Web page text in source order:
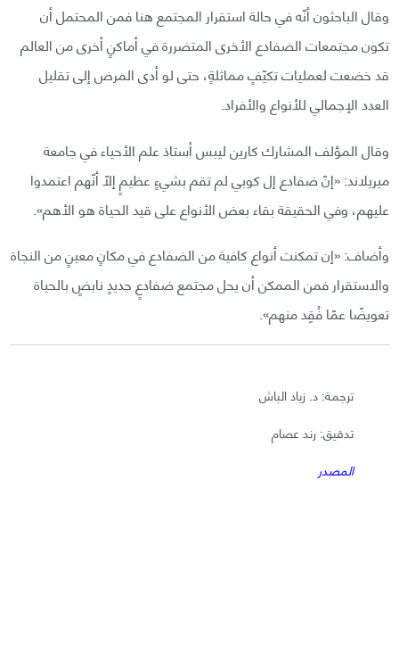
وقال الباحثون أنّه في حالة استقرار المجتمع هنا فمن المحتمل أن
تكون مجتمعات الضفادع الأخرى المتضررة في أماكنٍ أخرى من العالم
قد خضعت لعمليات تكيّفٍ مماثلةٍ، حتى لو أدى المرض إلى تقليل
العدد الإجمالي للأنواع والأفراد.
وقال المؤلف المشارك كارين ليبس أستاذ علم الأحياء في جامعة
ميريلاند: «إنّ ضفادع إل كوبي لم تقم بشيءٍ عظيمٍ إلّا أنّهم اعتمدوا
عليهم، وفي الحقيقة بقاء بعض الأنواع على قيد الحياة هو الأهم».
وأضاف: «إن تمكنت أنواع كافية من الضفادع في مكانٍ معينٍ من النجاة
والاستقرار فمن الممكن أن يحل مجتمع ضفادعٍ جديدٍ نابضٍ بالحياة
تعويضًا عمّا فُقِد منهم».
ترجمة: د. زياد الباش
تدقيق: رند عصام
المصدر